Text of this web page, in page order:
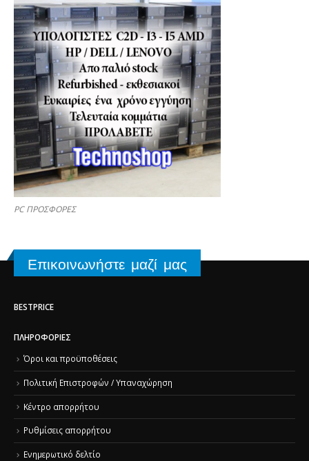
PC ΠΡΟΣΦΟΡΕΣ
Επικοινωνήστε μαζί μας
BESTPRICE
ΠΛΗΡΟΦΟΡΊΕΣ
Όροι και προϋποθέσεις
Πολιτική Επιστροφών / Υπαναχώρηση
Κέντρο απορρήτου
Ρυθμίσεις απορρήτου
Ενημερωτικό δελτίο